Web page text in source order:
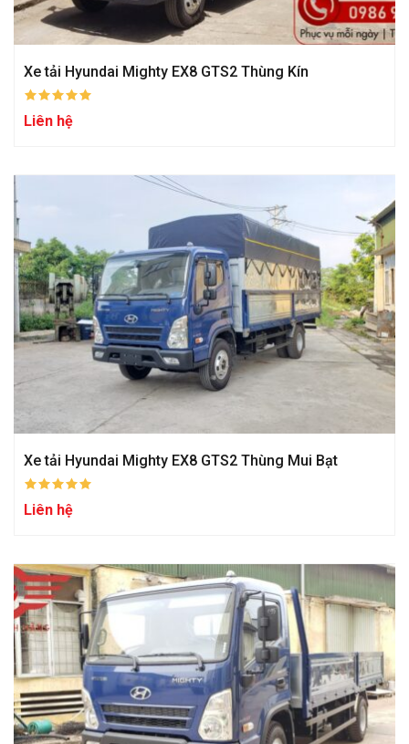
Xe tải Hyundai Mighty EX8 GTS2 Thùng Kín
Liên hệ
Xe tải Hyundai Mighty EX8 GTS2 Thùng Mui Bạt
Liên hệ